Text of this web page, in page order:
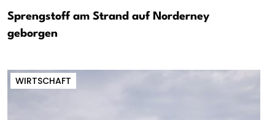
Sprengstoff am Strand auf Norderney
geborgen
WIRTSCHAFT